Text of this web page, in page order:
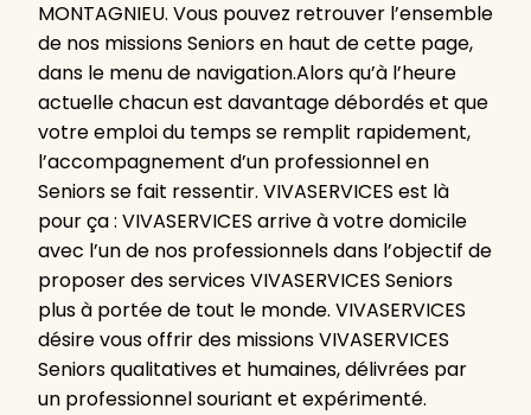
MONTAGNIEU. Vous pouvez retrouver l’ensemble
de nos missions Seniors en haut de cette page,
dans le menu de navigation.Alors qu’à l’heure
actuelle chacun est davantage débordés et que
votre emploi du temps se remplit rapidement,
l’accompagnement d’un professionnel en
Seniors se fait ressentir. VIVASERVICES est là
pour ça : VIVASERVICES arrive à votre domicile
avec l’un de nos professionnels dans l’objectif de
proposer des services VIVASERVICES Seniors
plus à portée de tout le monde. VIVASERVICES
désire vous offrir des missions VIVASERVICES
Seniors qualitatives et humaines, délivrées par
un professionnel souriant et expérimenté.